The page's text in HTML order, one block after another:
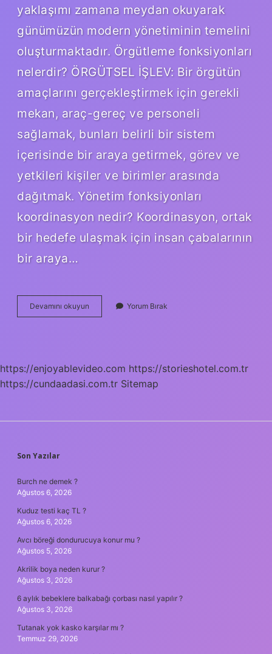
yaklaşımı zamana meydan okuyarak
günümüzün modern yönetiminin temelini
oluşturmaktadır. Örgütleme fonksiyonları
nelerdir? ÖRGÜTSEL İŞLEV: Bir örgütün
amaçlarını gerçekleştirmek için gerekli
mekan, araç-gereç ve personeli
sağlamak, bunları belirli bir sistem
içerisinde bir araya getirmek, görev ve
yetkileri kişiler ve birimler arasında
dağıtmak. Yönetim fonksiyonları
koordinasyon nedir? Koordinasyon, ortak
bir hedefe ulaşmak için insan çabalarının
bir araya…
Devamını okuyun
Fonksiyonları
Yorum Bırak
https://enjoyablevideo.com https://storieshotel.com.tr
https://cundaadasi.com.tr Sitemap
SIDEBAR
Son Yazılar
Burch ne demek ?
Ağustos 6, 2026
Kuduz testi kaç TL ?
Ağustos 6, 2026
Avcı böreği dondurucuya konur mu ?
Ağustos 5, 2026
Akrilik boya neden kurur ?
Ağustos 3, 2026
6 aylık bebeklere balkabağı çorbası nasıl yapılır ?
Ağustos 3, 2026
Tutanak yok kasko karşılar mı ?
Temmuz 29, 2026